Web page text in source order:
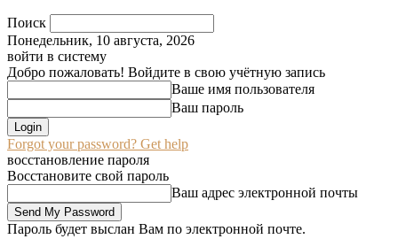
Поиск
Понедельник, 10 августа, 2026
войти в систему
Добро пожаловать! Войдите в свою учётную запись
Ваше имя пользователя
Ваш пароль
Forgot your password? Get help
восстановление пароля
Восстановите свой пароль
Ваш адрес электронной почты
Пароль будет выслан Вам по электронной почте.